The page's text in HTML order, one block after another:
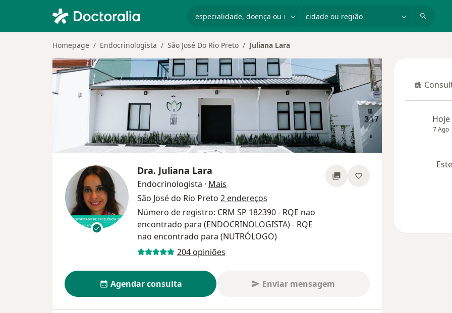
Homepage Endocrinologista São José Do Rio Preto Juliana Lara
Dra. Juliana Lara
Endocrinologista · Mais
São José do Rio Preto 2 endereços
Número de registro: CRM SP 182390 - RQE nao
encontrado para (ENDOCRINOLOGISTA) - RQE
nao encontrado para (NUTRÓLOGO)
204 opiniões
Agendar consulta Enviar mensagem
Hoje
7 Ago